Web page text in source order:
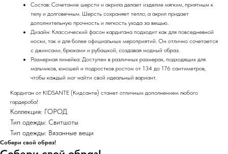
Состав: Сочетание шерсти и акрила делает изделие мягким, приятным к
телу и долговечным. Шерсть сохраняет тепло, а акрил придает
дополнительную прочность и легкость ухода за вещью.
Дизайн: Классический фасон кардигана подходит как для повседневной
носки, так и для более официальных мероприятий. Он отлично сочетается
с джинсами, брюками и рубашкой, создавая модный образ.
Размерная линейка: Доступен в различных размерах, подходящих для
мальчиков, юношей и подростков ростом от 134 до 176 сантиметров,
чтобы каждый мог найти свой идеальный вариант.
Кардиган от KIDSANTE (Кидсанте) станет отличным дополнением любого
гардероба!
Коллекция: ГОРОД
Тип одежды: Свитшоты
Тип одежды: Вязанные вещи
Собери свой образ!